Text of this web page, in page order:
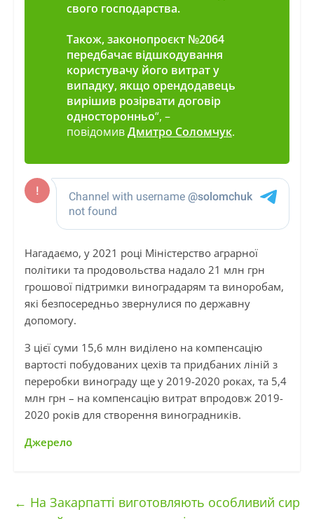
свого господарства.
Також, законопроєкт №2064
передбачає відшкодування
користувачу його витрат у
випадку, якщо орендодавець
вирішив розірвати договір
односторонньо“, –
повідомивДмитро Соломчук.
Нагадаємо, у 2021 році Міністерство аграрної
політики та продовольства надало 21 млн грн
грошової підтримки виноградарям та виноробам,
які безпосередньо звернулися по державну
допомогу.
З цієї суми 15,6 млн виділено на компенсацію
вартості побудованих цехів та придбаних ліній з
переробки винограду ще у 2019-2020 роках, та 5,4
млн грн – на компенсацію витрат впродовж 2019-
2020 років для створення виноградників.
Джерело
← На Закарпатті виготовляють особливий сир